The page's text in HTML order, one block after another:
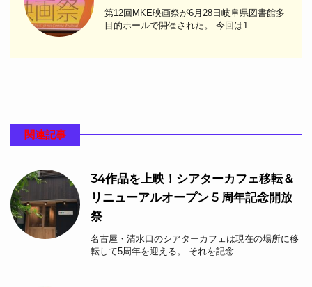
第12回MKE映画祭が6月28日岐阜県図書館多
目的ホールで開催された。 今回は1 ...
関連記事
34作品を上映！シアターカフェ移転＆
リニューアルオープン 5 周年記念開放
祭
名古屋・清水口のシアターカフェは現在の場所に移
転して5周年を迎える。 それを記念 ...